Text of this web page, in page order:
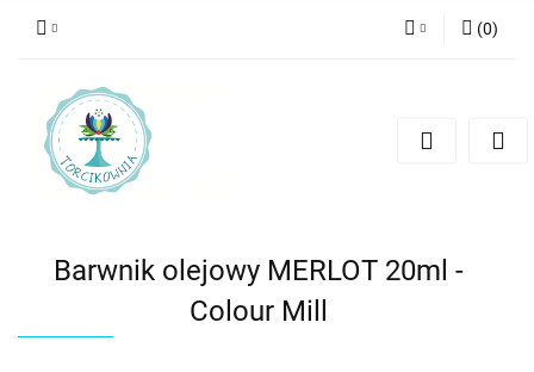
(0)
Barwnik olejowy MERLOT 20ml -
Colour Mill